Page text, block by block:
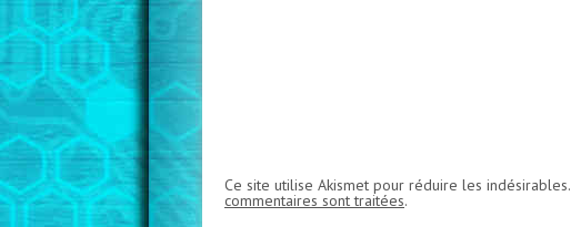
Ce site utilise Akismet pour réduire les indésirables.
commentaires sont traitées.